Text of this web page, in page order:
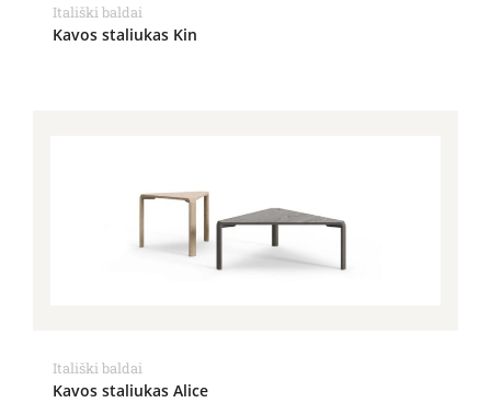
Itališki baldai
Kavos staliukas Kin
Itališki baldai
Kavos staliukas Alice